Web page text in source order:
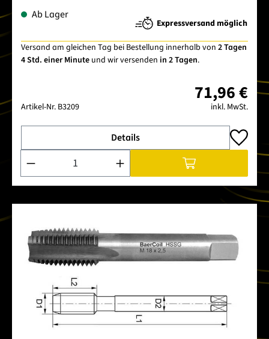
Ab Lager
Expressversand möglich
Versand am gleichen Tag bei Bestellung innerhalb von 2 Tagen
4 Std. einer Minute und wir versenden in 2 Tagen.
Artikel-Nr. B3209
71,96 €
inkl. MwSt.
Details
Produkt Anzahl: Gib den gewünschten Wert ein oder